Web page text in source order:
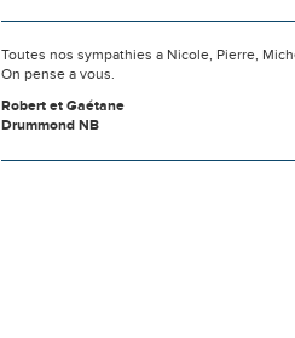
Toutes nos sympathies a Nicole, Pierre,
On pense a vous.
Robert et Gaétane
Drummond NB